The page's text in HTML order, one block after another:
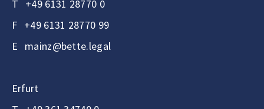
T +49 6131 28770 0
F +49 6131 28770 99
E mainz@bette.legal
Erfurt